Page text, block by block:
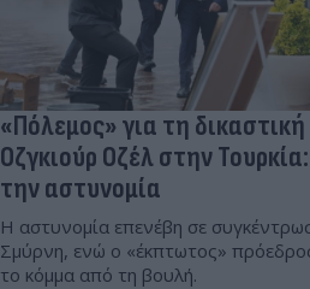
«Πόλεμος» για τη
Οζγκιούρ Οζέλ στην
την αστυνομία
Η αστυνομία επενέβη σε
Σμύρνη, ενώ ο «έκπτωτος» πρόεδρος
το κόμμα από τη βουλή.